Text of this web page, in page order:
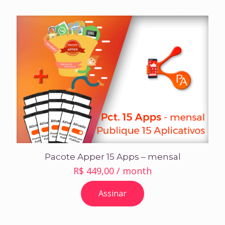
Pacote Apper 15 Apps – mensal
R$ 449,00 / month
Assinar